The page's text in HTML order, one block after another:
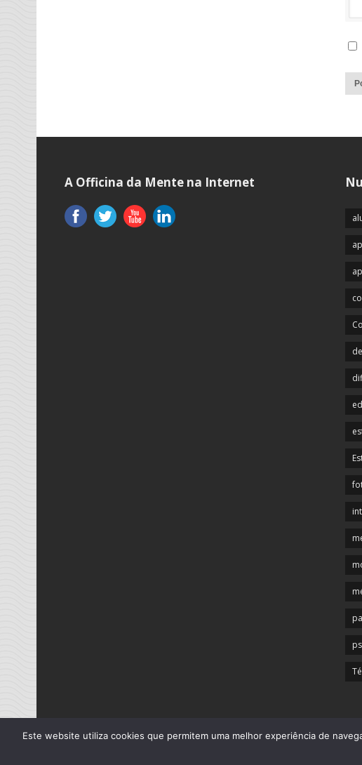
A Officina da Mente na Internet
Este website utiliza cookies que permitem uma melhor experiência de